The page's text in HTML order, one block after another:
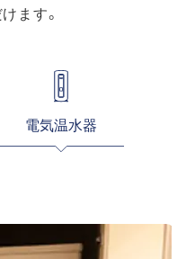
ます。
電気温水器